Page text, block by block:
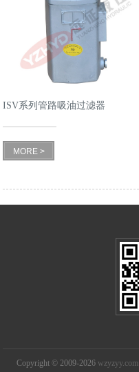
ISV系列管路吸油过滤器
MORE >
Copyright © 2009-2026 wzyzyy.com